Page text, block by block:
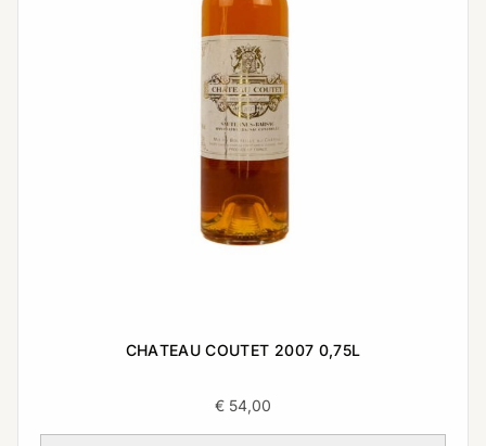
CHATEAU COUTET 2007 0,75L
€ 54,00